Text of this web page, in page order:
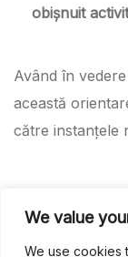
We value
We use cookies
obișnuit
Având în
această
către instanțele
avocat
experiență în